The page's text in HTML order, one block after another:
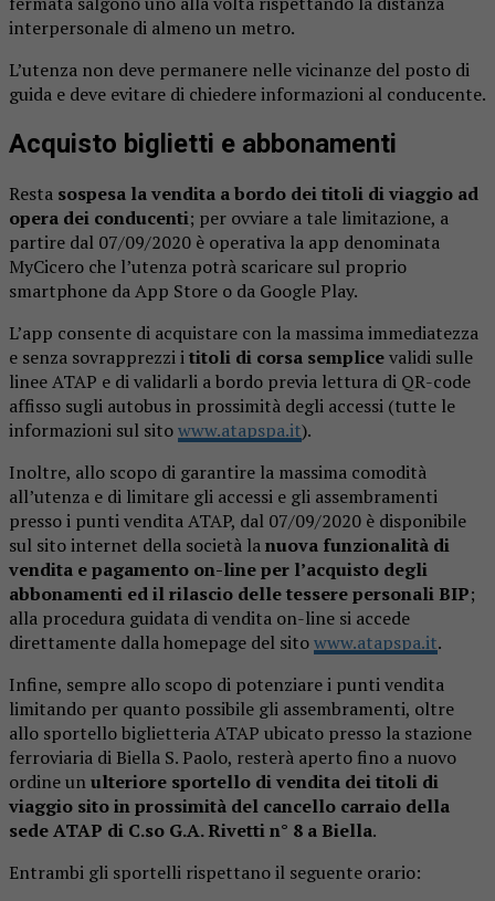
interpersonale di almeno un metro.
L’utenza non deve permanere nelle vicinanze del posto di
guida e deve evitare di chiedere informazioni al conducente.
Acquisto biglietti e abbonamenti
Resta sospesa la vendita a bordo dei titoli di viaggio ad
opera dei conducenti; per ovviare a tale limitazione, a
partire dal 07/09/2020 è operativa la app denominata
MyCicero che l’utenza potrà scaricare sul proprio
smartphone da App Store o da Google Play.
L’app consente di acquistare con la massima immediatezza
e senza sovrapprezzi ititoli di corsa semplicevalidi sulle
linee ATAP e di validarli a bordo previa lettura di QR-code
affisso sugli autobus in prossimità degli accessi (tutte le
informazioni sul sitowww.atapspa.it).
Inoltre, allo scopo di garantire la massima comodità
all’utenza e di limitare gli accessi e gli assembramenti
presso i punti vendita ATAP, dal 07/09/2020 è disponibile
sul sito internet della società lanuova funzionalità di
vendita e pagamento on-line per l’acquisto degli
abbonamenti ed il rilascio delle tessere personali BIP;
alla procedura guidata di vendita on-line si accede
direttamente dalla homepage del sitowww.atapspa.it.
Infine, sempre allo scopo di potenziare i punti vendita
limitando per quanto possibile gli assembramenti, oltre
allo sportello biglietteria ATAP ubicato presso la stazione
ferroviaria di Biella S. Paolo, resterà aperto fino a nuovo
ordine unulteriore sportello di vendita dei titoli di
viaggio sito in prossimità del cancello carraio della
sede ATAP di C.so G.A. Rivetti n° 8 a Biella.
Entrambi gli sportelli rispettano il seguente orario: